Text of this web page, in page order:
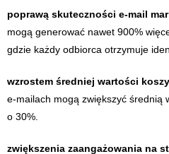
poprawą skuteczności e-mail
mogą generować nawet 900%
gdzie każdy odbiorca otrzymuje
wzrostem średniej wartości
e-mailach mogą zwiększyć średnią
o 30%.
zwiększenia zaangażowania na